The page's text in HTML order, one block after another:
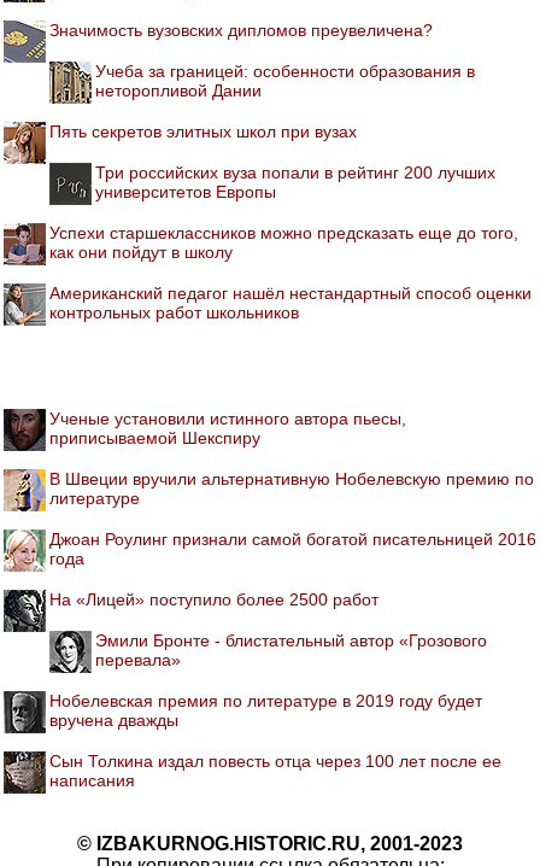
Значимость вузовских дипломов преувеличена?
Учеба за границей: особенности образования в
неторопливой Дании
Пять секретов элитных школ при вузах
Три российских вуза попали в рейтинг 200 лучших
университетов Европы
Успехи старшеклассников можно предсказать еще до того,
как они пойдут в школу
Американский педагог нашёл нестандартный способ оценки
контрольных работ школьников
Ученые установили истинного автора пьесы,
приписываемой Шекспиру
В Швеции вручили альтернативную Нобелевскую премию по
литературе
Джоан Роулинг признали самой богатой писательницей 2016
года
На «Лицей» поступило более 2500 работ
Эмили Бронте - блистательный автор «Грозового
перевала»
Нобелевская премия по литературе в 2019 году будет
вручена дважды
Сын Толкина издал повесть отца через 100 лет после ее
написания
© IZBAKURNOG.HISTORIC.RU, 2001-2023